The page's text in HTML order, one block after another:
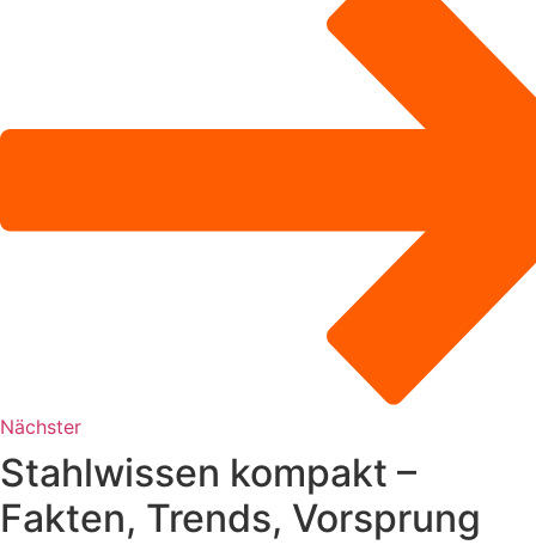
Nächster
Stahlwissen kompakt –
Fakten, Trends, Vorsprung